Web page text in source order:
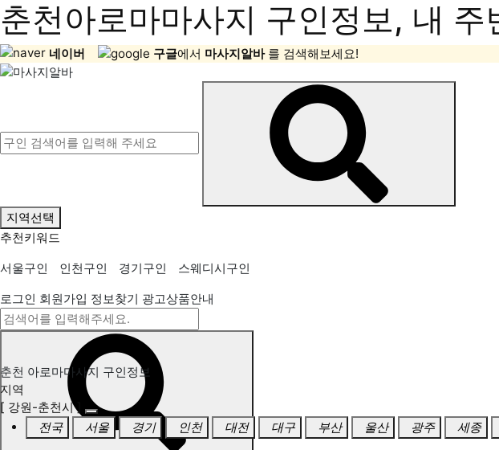
춘천아로마마사지 구인정보, 내
네이버 구글에서 마사지알바 를 검색해보세요!
지역선택
추천키워드
서울구인
인천구인 경기구인
스웨디시구인
로그인 회원가입 정보찾기 광고상품안내
춘천 아로마마사지 구인정보
지역
[ 강원-춘천시 ]
전국
서울 경기 인천 대전 대구 부산 울산 광주 세종